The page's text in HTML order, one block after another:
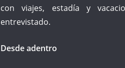
con viajes, estadía y
entrevistado.
Desde adentro